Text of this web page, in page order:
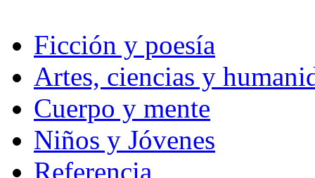
Ficción y poesía
Artes, ciencias y
Cuerpo y mente
Niños y Jóvenes
Referencia